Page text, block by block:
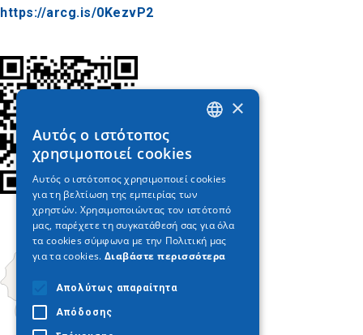
https://arcg.is/0KezvP2
×
Αυτός ο ιστότοπος
χρησιμοποιεί cookies
Αυτός ο ιστότοπος χρησιμοποιεί cookies
για τη βελτίωση της εμπειρίας των
χρηστών. Χρησιμοποιώντας τον ιστότοπό
μας, παρέχετε τη συγκατάθεσή σας για όλα
τα cookies σύμφωνα με την Πολιτική μας
για τα cookies. Διαβάστε περισσότερα
Απολύτως απαραίτητα
Απόδοσης